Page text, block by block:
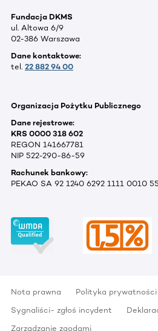
Fundacja DKMS
ul. Altowa 6/9
02-386 Warszawa
Dane kontaktowe:
tel. 22 882 94 00
Organizacja Pożytku Publicznego
Dane rejestrowe:
KRS 0000 318 602
REGON 141667781
NIP 522-290-86-59
Rachunek bankowy:
PEKAO SA 92 1240 6292 1111 0010
Nota prawna Polityka prywatności
Sygnaliści- zgłoś incydent
Zarządzanie zgodami